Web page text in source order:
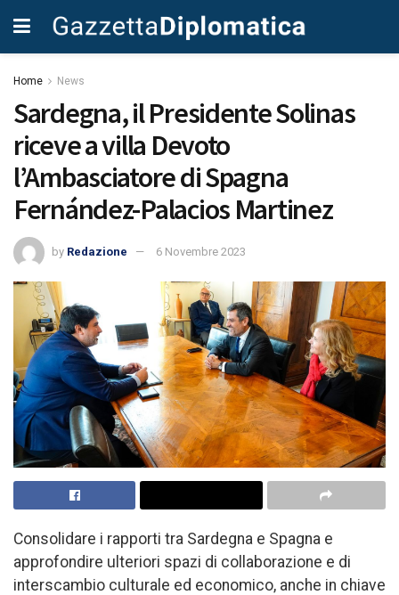
Home News
Sardegna, il Presidente Solinas
riceve a villa Devoto
l’Ambasciatore di Spagna
Fernández-Palacios Martinez
by Redazione 6 Novembre 2023
Consolidare i rapporti tra Sardegna e Spagna e
approfondire ulteriori spazi di collaborazione e di
interscambio culturale ed economico, anche in chiave